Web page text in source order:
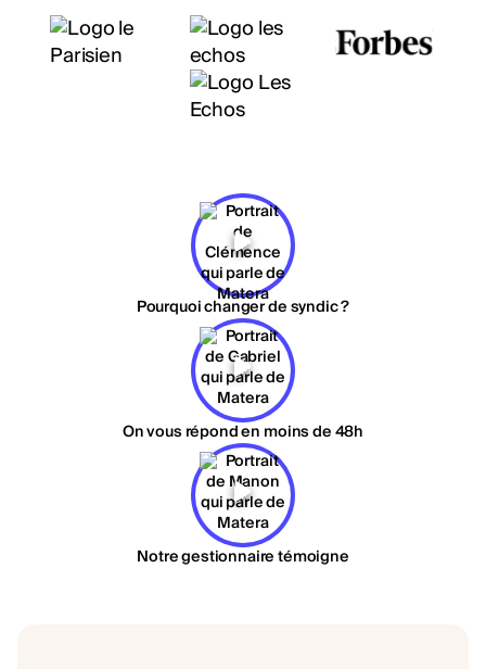
Pourquoi changer de syndic ?
On vous répond en moins de 48h
Notre gestionnaire témoigne